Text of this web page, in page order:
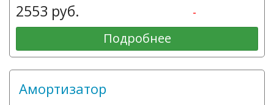
2553 руб. -
Подробнее
Амортизатор